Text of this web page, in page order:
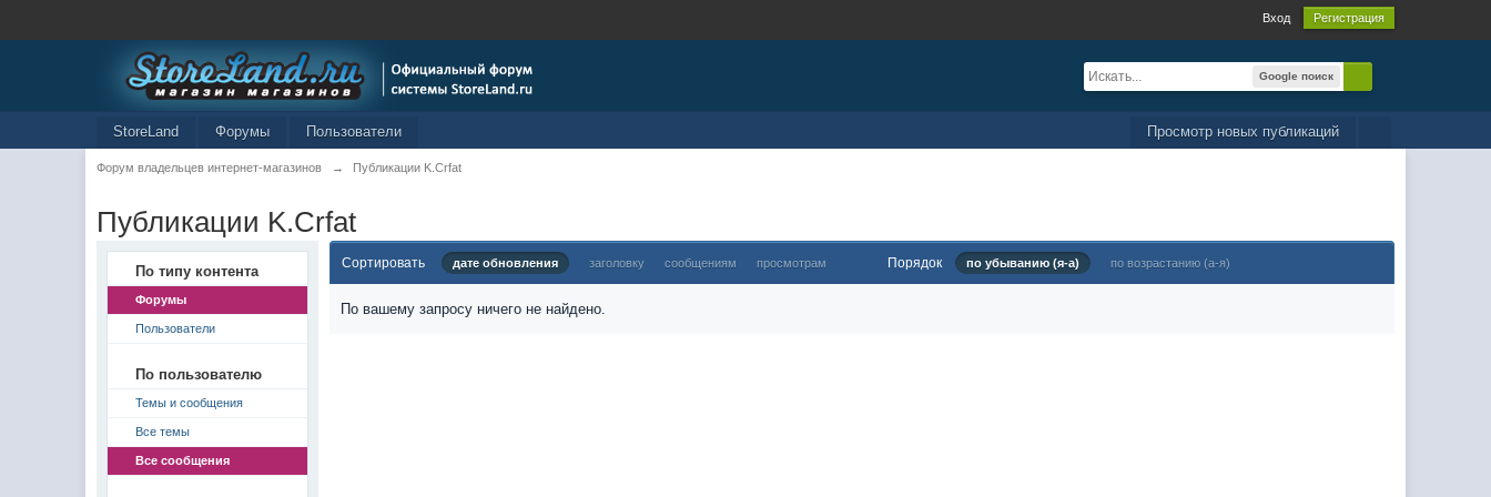
Вход Регистрация
Google поиск
Просмотр новых публикаций
StoreLand Форумы Пользователи
Форум владельцев интернет-магазинов → Публикации K.Crfat
Публикации K.Crfat
По типу контента
Форумы
Пользователи
По пользователю
Темы и сообщения
Все темы
Все сообщения
Сортировать дате обновления заголовку сообщениям просмотрам Порядок по убыванию (я-а) по возрастанию (а-я)
По вашему запросу ничего не найдено.